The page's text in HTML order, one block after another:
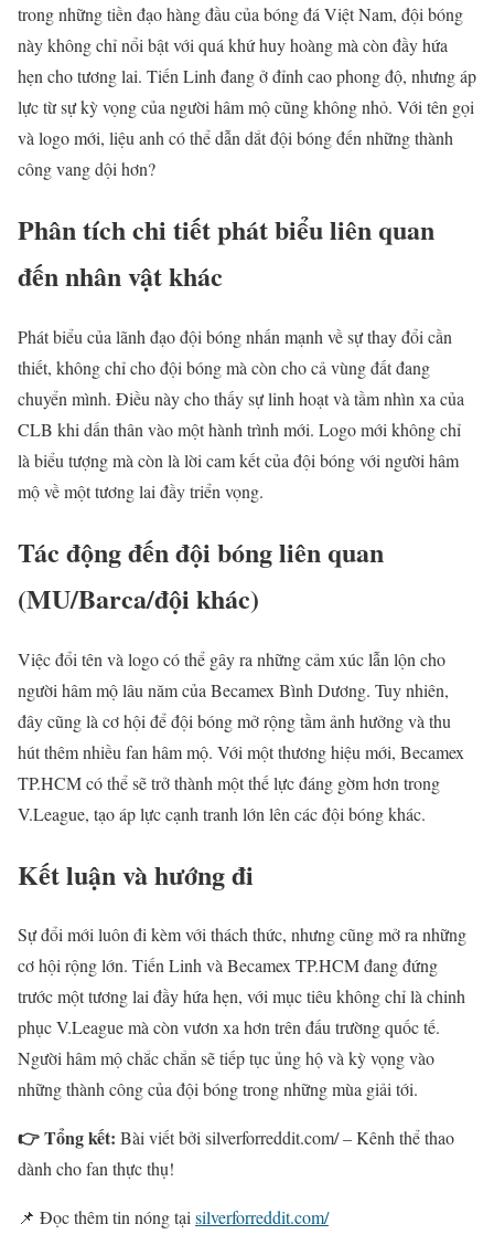
trong những tiền đạo hàng đầu của bóng đá Việt Nam, đội bóng
này không chỉ nổi bật với quá khứ huy hoàng mà còn đầy hứa
hẹn cho tương lai. Tiến Linh đang ở đỉnh cao phong độ, nhưng áp
lực từ sự kỳ vọng của người hâm mộ cũng không nhỏ. Với tên gọi
và logo mới, liệu anh có thể dẫn dắt đội bóng đến những thành
công vang dội hơn?
Phân tích chi tiết phát biểu liên quan
đến nhân vật khác
Phát biểu của lãnh đạo đội bóng nhấn mạnh về sự thay đổi cần
thiết, không chỉ cho đội bóng mà còn cho cả vùng đất đang
chuyển mình. Điều này cho thấy sự linh hoạt và tầm nhìn xa của
CLB khi dấn thân vào một hành trình mới. Logo mới không chỉ
là biểu tượng mà còn là lời cam kết của đội bóng với người hâm
mộ về một tương lai đầy triển vọng.
Tác động đến đội bóng liên quan
(MU/Barca/đội khác)
Việc đổi tên và logo có thể gây ra những cảm xúc lẫn lộn cho
người hâm mộ lâu năm của Becamex Bình Dương. Tuy nhiên,
đây cũng là cơ hội để đội bóng mở rộng tầm ảnh hưởng và thu
hút thêm nhiều fan hâm mộ. Với một thương hiệu mới, Becamex
TP.HCM có thể sẽ trở thành một thế lực đáng gờm hơn trong
V.League, tạo áp lực cạnh tranh lớn lên các đội bóng khác.
Kết luận và hướng đi
Sự đổi mới luôn đi kèm với thách thức, nhưng cũng mở ra những
cơ hội rộng lớn. Tiến Linh và Becamex TP.HCM đang đứng
trước một tương lai đầy hứa hẹn, với mục tiêu không chỉ là chinh
phục V.League mà còn vươn xa hơn trên đấu trường quốc tế.
Người hâm mộ chắc chắn sẽ tiếp tục ủng hộ và kỳ vọng vào
những thành công của đội bóng trong những mùa giải tới.
👉 Tổng kết: Bài viết bởi silverforreddit.com/ – Kênh thể thao
dành cho fan thực thụ!
📌 Đọc thêm tin nóng tạisilverforreddit.com/